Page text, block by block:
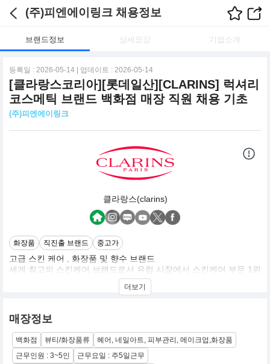
(주)피엔에이링크 채용정보
브랜드정보 상세요강 기업소개
등록일 : 2026-05-14 | 업데이트 : 2026-05-14
[클라랑스코리아][롯데일산][CLARINS] 럭셔리
코스메틱 브랜드 백화점 매장 직원 채용 기초
(주)피엔에이링크
클라랑스(clarins)
화장품 직진출 브랜드 중고가
고급 스킨 케어 , 화장품 및 향수 브랜드
세계 최고의 스킨케어 브랜드로서 유럽 시장에서 스킨케어 부문 1위
더보기
매장정보
백화점 뷰티/화장품류
헤어, 네일아트, 피부관리, 메이크업,화장품
근무인원 : 3~5인
근무요일 : 주5일근무